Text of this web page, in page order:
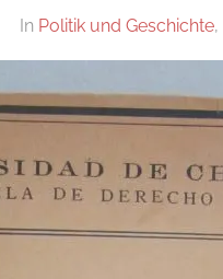
In Politik und Geschichte,